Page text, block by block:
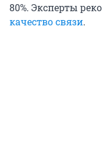
80%. Эксперты
качество связи.